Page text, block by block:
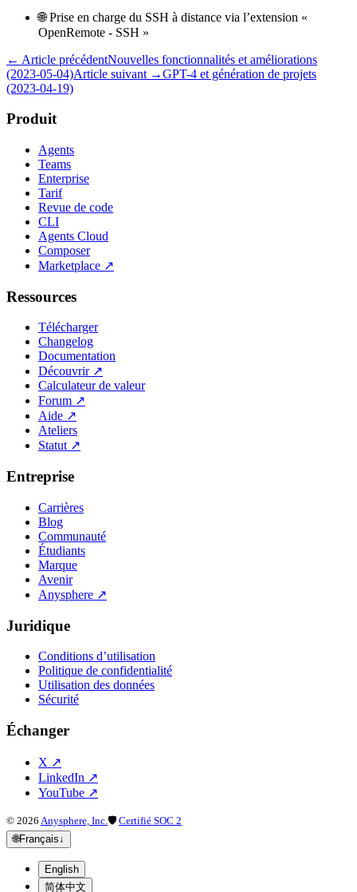
🌐 Prise en charge du SSH à distance via l’extension «
OpenRemote - SSH »
← Article précédentNouvelles fonctionnalités et améliorations
(2023-05-04)Article suivant →GPT-4 et génération de projets
(2023-04-19)
Produit
Agents
Teams
Enterprise
Tarif
Revue de code
CLI
Agents Cloud
Composer
Marketplace ↗
Ressources
Télécharger
Changelog
Documentation
Découvrir↗
Calculateur de valeur
Forum ↗
Aide ↗
Ateliers
Statut ↗
Entreprise
Carrières
Blog
Communauté
Étudiants
Marque
Avenir
Anysphere ↗
Juridique
Conditions d’utilisation
Politique de confidentialité
Utilisation des données
Sécurité
Échanger
X ↗
LinkedIn ↗
YouTube ↗
© 2026 Anysphere, Inc. 🛡 Certifié SOC 2
🌐Français↓
English
简体中文